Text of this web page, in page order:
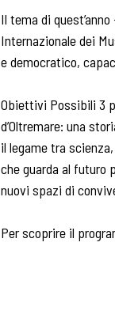
Il tema di
Internazionale dei
e democratico,
Obiettivi Possibili 3
d’Oltremare: una
il legame tra
che guarda al futuro
nuovi spazi di
Per scoprire il